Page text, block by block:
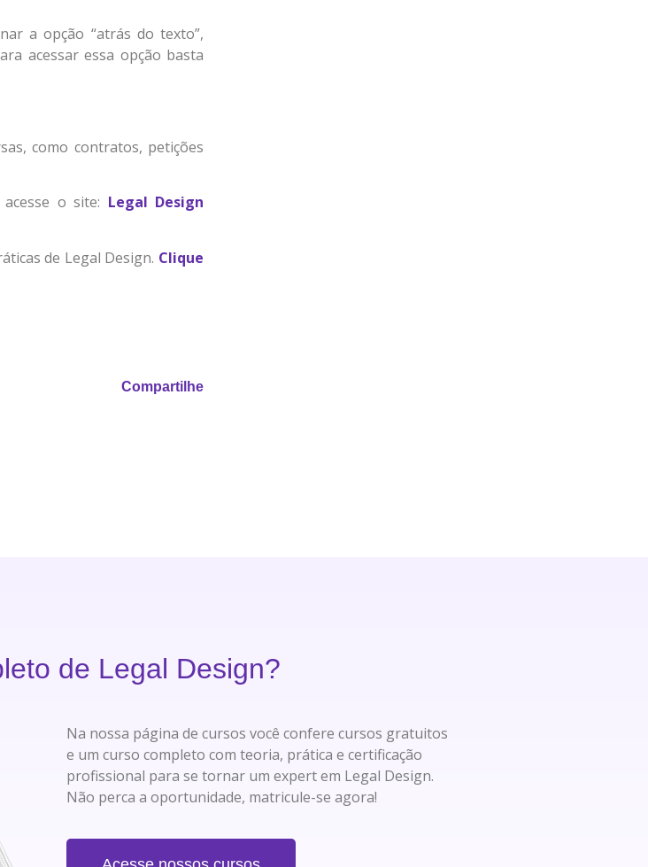
a opção “atrás do texto”,
acessar essa opção basta
como contratos, petições
o site: Legal Design
de Legal Design. Clique
Compartilhe
de Legal Design?
Na nossa página de cursos você confere cursos gratuitos
e um curso completo com teoria, prática e certificação
profissional para se tornar um expert em Legal Design.
Não perca a oportunidade, matricule-se agora!